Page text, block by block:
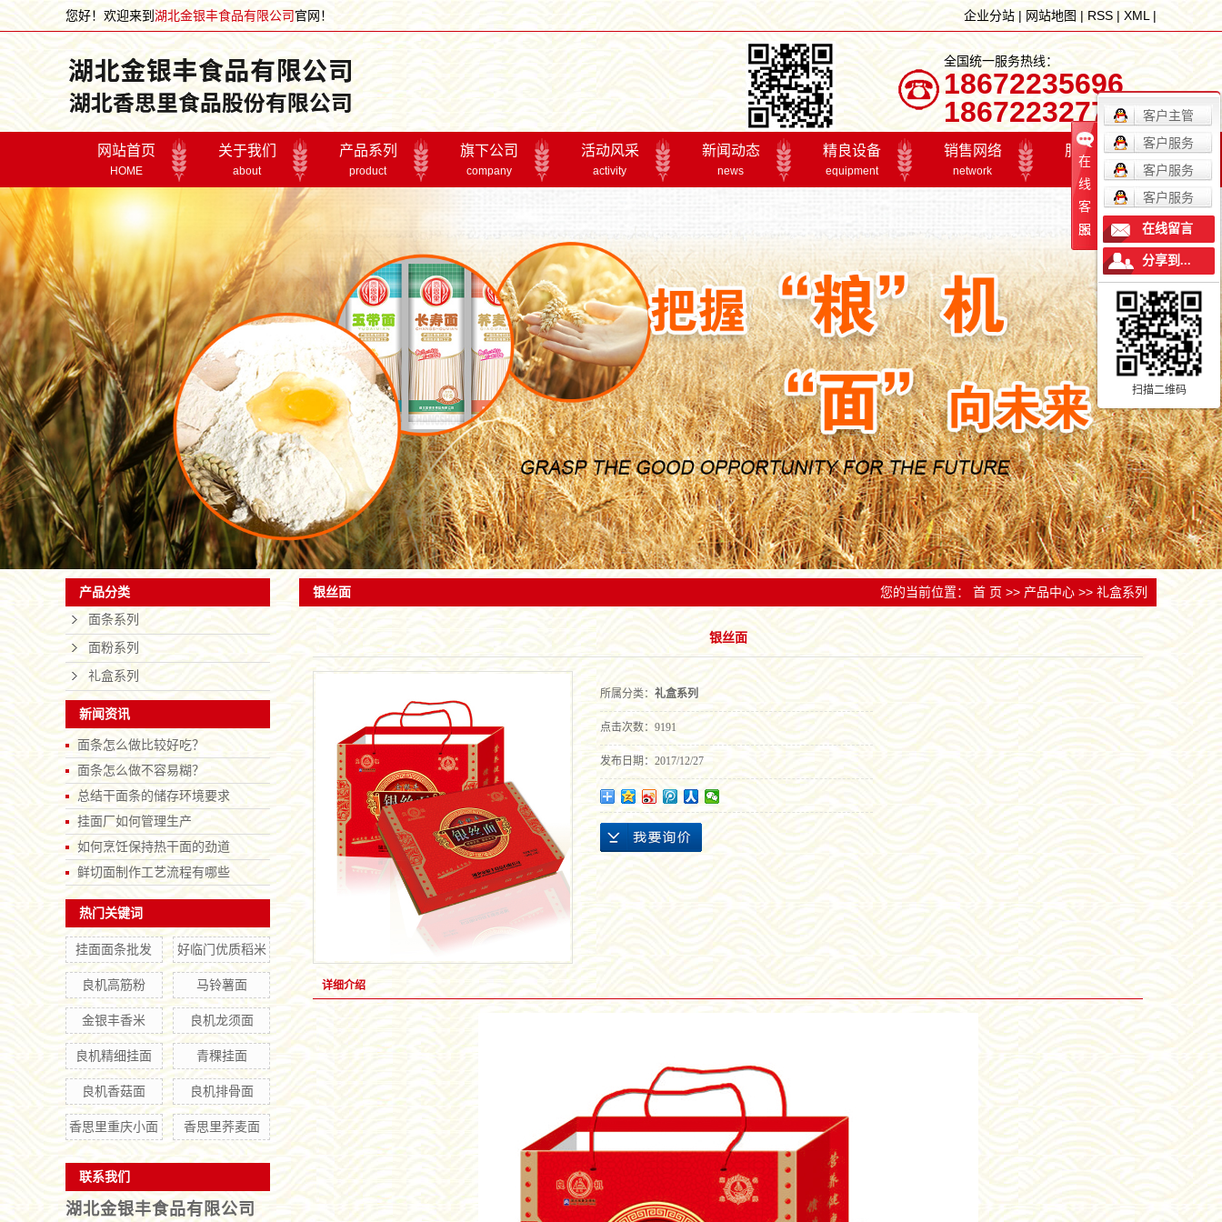
您好！欢迎来到 湖北金银丰食品有限公司官网！ 企业分站| 网站地图 | RSS |XML |
全国统一服务热线：
18672235696
18672232777
网站首页
HOME
关于我们
about
董事长致词
公司简介
宣传片
企业文化
关怀鼓励
荣誉资质
联系我们
走进金银丰
湖北金银丰食品有限公司是湖北金银丰食品集团下辖的子公
司，是一家从事粮食收购、储备、物流、信息、加工、深加工
和销售于一体的涉农企业。
产品系列
product
面粉系列
礼盒系列
产品系列
公司主导产品“涢丰”牌小麦粉和“良机”牌挂面销往全国十几个
省（市）的180多个县市，并为康师傅、统一、旺旺、华丰、
达利园等国内知名食品加工企业提供优良系列专用粉，产品一
直受到用户的好评。
旗下公司
company
实干二十年
公司建立了完善的质量记录体系，实现了产品质量管理微机
化；对工艺流程及关键质量控制点实行全程跟踪检测，实行追
溯制，从而确保了金银丰产品的良好品质
活动风采
activity
成都参展
产品博览交易会
精品展示交易会
荆楚粮油展
活动风采
全国马铃薯主食化产业联盟2017年年会
新闻动态
news
行业资讯
专题报道
最新资讯
关注我们，实时掌握最新粮油精品新闻
精良设备
equipment
精良设备
工欲善其事，必先利其器。公司引进国际较先进的生
备和技术人才，为产品质量和企业发展提供了有力保
销售网络
network
销售网络
我们已组建集销售、服务
设立服务中心和网点。
服务体系
service
招贤纳士
在线留言
联系我们
产品分类
面条系列
面粉系列
礼盒系列
新闻资讯
面条怎么做比较好吃？
面条怎么做不容易糊？
总结干面条的储存环境要求
挂面厂如何管理生产
如何烹饪保持热干面的劲道
鲜切面制作工艺流程有哪些
热门关键词
挂面面条批发 好临门优质稻米
良机高筋粉 马铃薯面
金银丰香米 良机龙须面
良机精细挂面 青稞挂面
良机香菇面 良机排骨面
香思里重庆小面 香思里荞麦面
联系我们
湖北金银丰食品有限公司
银丝面 您的当前位置： 首 页 >> 产品中心 >> 礼盒系列
银丝面
所属分类： 礼盒系列
点击次数： 9191
发布日期： 2017/12/27
详细介绍
在
线
客
服
客户主管
客户服务
客户服务
客户服务
在线留言
分享到...
扫描二维码